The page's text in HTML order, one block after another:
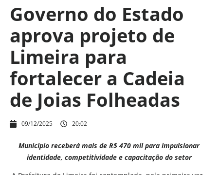
Governo do Estado
aprova projeto de
Limeira para
fortalecer a Cadeia
de Joias Folheadas
09/12/2025 20:02
Município receberá mais de R$ 470 mil para impulsionar
identidade, competitividade e capacitação do setor